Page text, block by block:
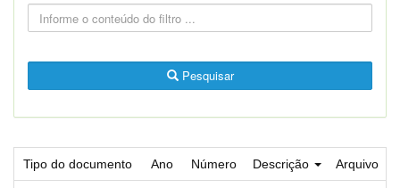
Pesquisar
Tipo do documento Ano Número Descrição Arquivo